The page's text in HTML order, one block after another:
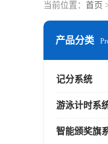
当前位置： 首页
产品分类
记分系统
游泳计时系
智能颁奖旗